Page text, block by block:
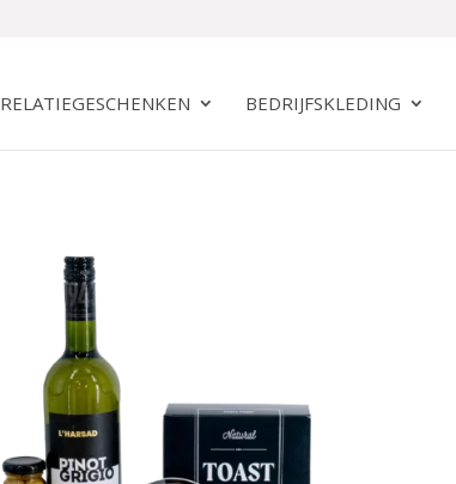
RELATIEGESCHENKEN BEDRIJFSKLEDING